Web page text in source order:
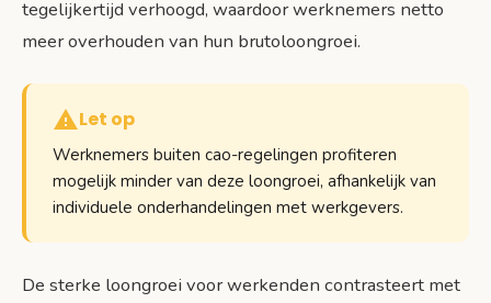
tegelijkertijd verhoogd, waardoor werknemers netto
meer overhouden van hun brutoloongroei.
Let op
Werknemers buiten cao-regelingen profiteren
mogelijk minder van deze loongroei, afhankelijk van
individuele onderhandelingen met werkgevers.
De sterke loongroei voor werkenden contrasteert met